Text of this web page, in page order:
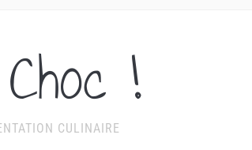
!
CULINAIRE